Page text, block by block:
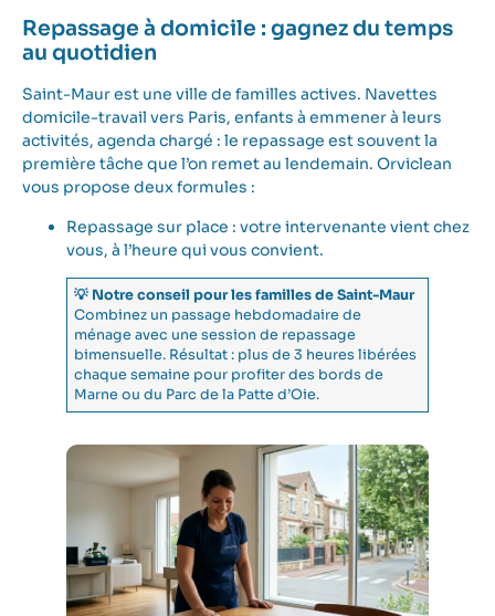
Repassage à domicile : gagnez du temps
au quotidien
Saint-Maur est une ville de familles actives. Navettes
domicile-travail vers Paris, enfants à emmener à leurs
activités, agenda chargé : le repassage est souvent la
première tâche que l’on remet au lendemain. Orviclean
vous propose deux formules :
Repassage sur place : votre intervenante vient chez
vous, à l’heure qui vous convient.
💡 Notre conseil pour les familles de Saint-Maur
Combinez un passage hebdomadaire de
ménage avec une session de repassage
bimensuelle. Résultat : plus de 3 heures libérées
chaque semaine pour profiter des bords de
Marne ou du Parc de la Patte d’Oie.